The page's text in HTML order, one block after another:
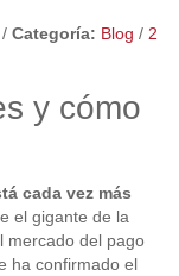
Categoría: Blog / 2
y cómo
cada vez más
el gigante de la
mercado del pago
ha confirmado el